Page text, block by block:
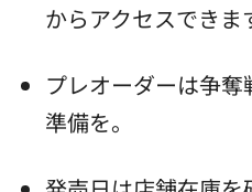
からアクセスできま
プレオーダーは争
準備を。